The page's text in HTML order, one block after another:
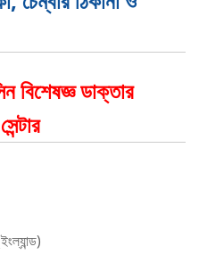
বিশেষজ্ঞ ডাক্তার